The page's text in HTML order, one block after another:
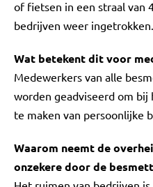
of fietsen in een straal van
bedrijven weer ingetrokken.
Wat betekent dit voor
Medewerkers van alle
worden geadviseerd om
te maken van persoonlijke
Waarom neemt de
onzekere door de